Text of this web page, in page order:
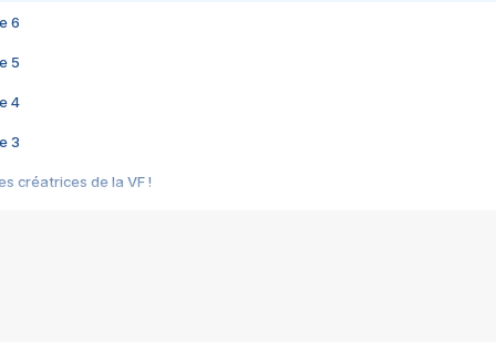
6
5
4
3
créatrices de la VF !